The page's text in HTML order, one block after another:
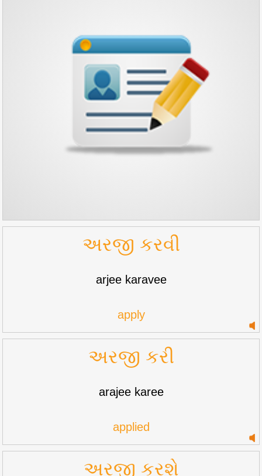
અરજી કરવી
arjee karavee
apply
અરજી કરી
arajee karee
applied
અરજી કરશે